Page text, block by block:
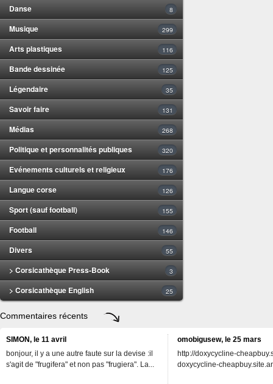
Danse 8
Musique 299
Arts plastiques 116
Bande dessinée 125
Légendaire 35
Savoir faire 131
Médias 268
Politique et personnalités publiques 320
Evénements culturels et religieux 176
Langue corse 126
Sport (sauf football) 155
Football 146
Divers 55
> Corsicathèque Press-Book 3
> Corsicathèque English 25
Commentaires récents
SIMON, le 11 avril
bonjour, il y a une autre faute sur la devise :il
s'agit de "frugifera" et non pas "frugiera". La...
omobigusew, le 25 mars
http://doxycycline-
doxycycline-